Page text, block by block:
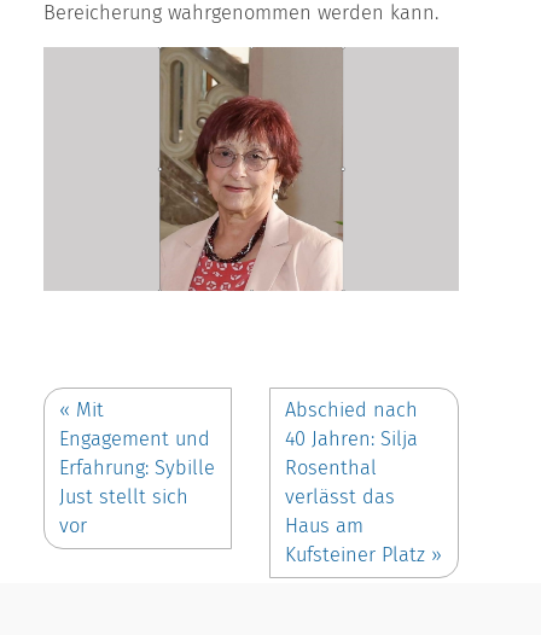
Bereicherung wahrgenommen werden kann.
« Mit
Engagement und
Erfahrung: Sybille
Just stellt sich
vor
Abschied nach
40 Jahren: Silja
Rosenthal
verlässt das
Haus am
Kufsteiner Platz »